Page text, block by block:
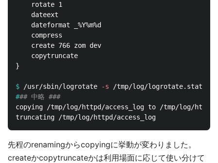
    rotate 1
    dateext
    dateformat _%Y%m%d
    compress
    create 766 zom dev
    copytruncate
}
$ /usr/sbin/logrotate -s /tmp/log/logrotate.state /
### 中略 ###
copying /tmp/log/httpd/access_log to /tmp/log/httpd/
先程のrenamingからcopyingに挙動が変わりました。
createかcopytruncateかは利用場面に応じて使い分けて